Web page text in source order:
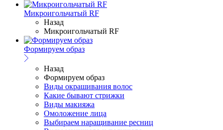
Микроигольчатый RF
Назад
Микроигольчатый RF
Формируем образ
Назад
Формируем образ
Виды окрашивания волос
Какие бывают стрижки
Виды макияжа
Омоложение лица
Выбираем наращивание ресниц